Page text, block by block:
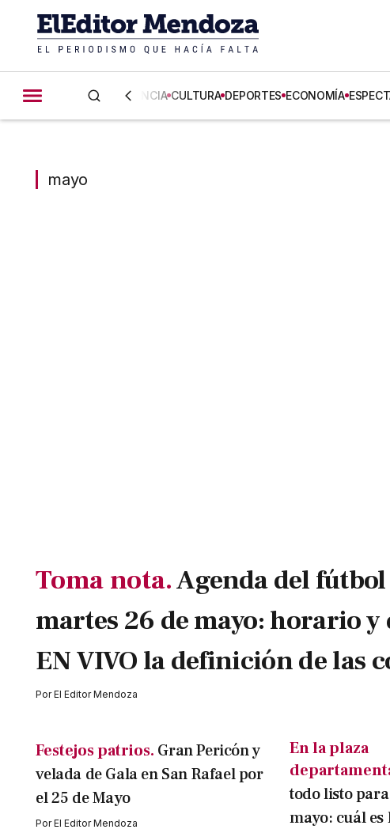
CIENCIA CULTURA DEPORTES ECONOMÍA
mayo
Toma nota.Agenda del fútbol
martes 26 de mayo: horario y
EN VIVO la definición de las
PorEl Editor Mendoza
Festejos patrios. Gran Pericón y
velada de Gala en San Rafael por
el 25 de Mayo
PorEl Editor Mendoza
En la plaza
todo listo
mayo: cuál